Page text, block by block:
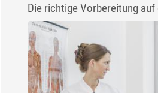
Die richtige Vorbereitung